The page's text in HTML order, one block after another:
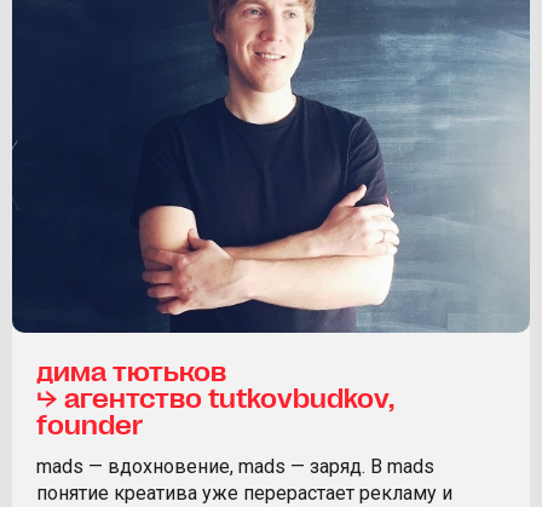
дима тютьков
⮡ агентство tutkovbudkov,
founder
mads — вдохновение, mads — заряд. В mads
понятие креатива уже перерастает рекламу и